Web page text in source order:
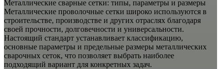
Металлические сварные сетки: типы, параметры и размеры
Металлические проволочные сетки широко используются в
строительстве, производстве и других отраслях благодаря
своей прочности, долговечности и универсальности.
Настоящий стандарт устанавливает классификацию,
основные параметры и предельные размеры металлических
сварочных сеток, что позволяет выбрать наиболее
подходящий вариант для конкретных задач.